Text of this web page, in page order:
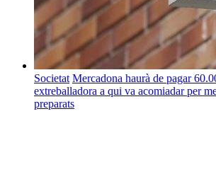
Societat Mercadona haurà de pagar
extreballadora a qui va acomiadar per
preparats